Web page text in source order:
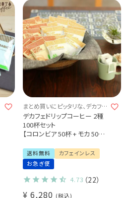
まとめ買いにピッタリな、デカフェ
飲み比べセット♪
デカフェドリップコーヒー 2種
100杯セット
【コロンビア 50杯 + モカ 50杯】
大容量パック まとめ買いにお
すすめ
送料無料
カフェインレス
お急ぎ便
4.73 （22）
¥ 6,280 税込